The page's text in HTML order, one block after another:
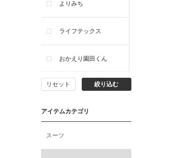
よりみち
ライフテックス
おかえり園田くん
ビー・エー・ジー
イヴィスト
ン
リセット 絞り込む
アイテムカテゴリ
スーツ